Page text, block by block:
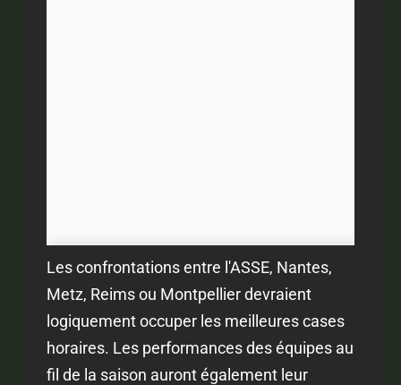
Les confrontations entre l'ASSE, Nantes,
Metz, Reims ou Montpellier devraient
logiquement occuper les meilleures cases
horaires. Les performances des équipes au
fil de la saison auront également leur